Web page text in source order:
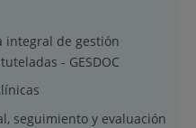
integral de gestión
- GESDOC
seguimiento y evaluación